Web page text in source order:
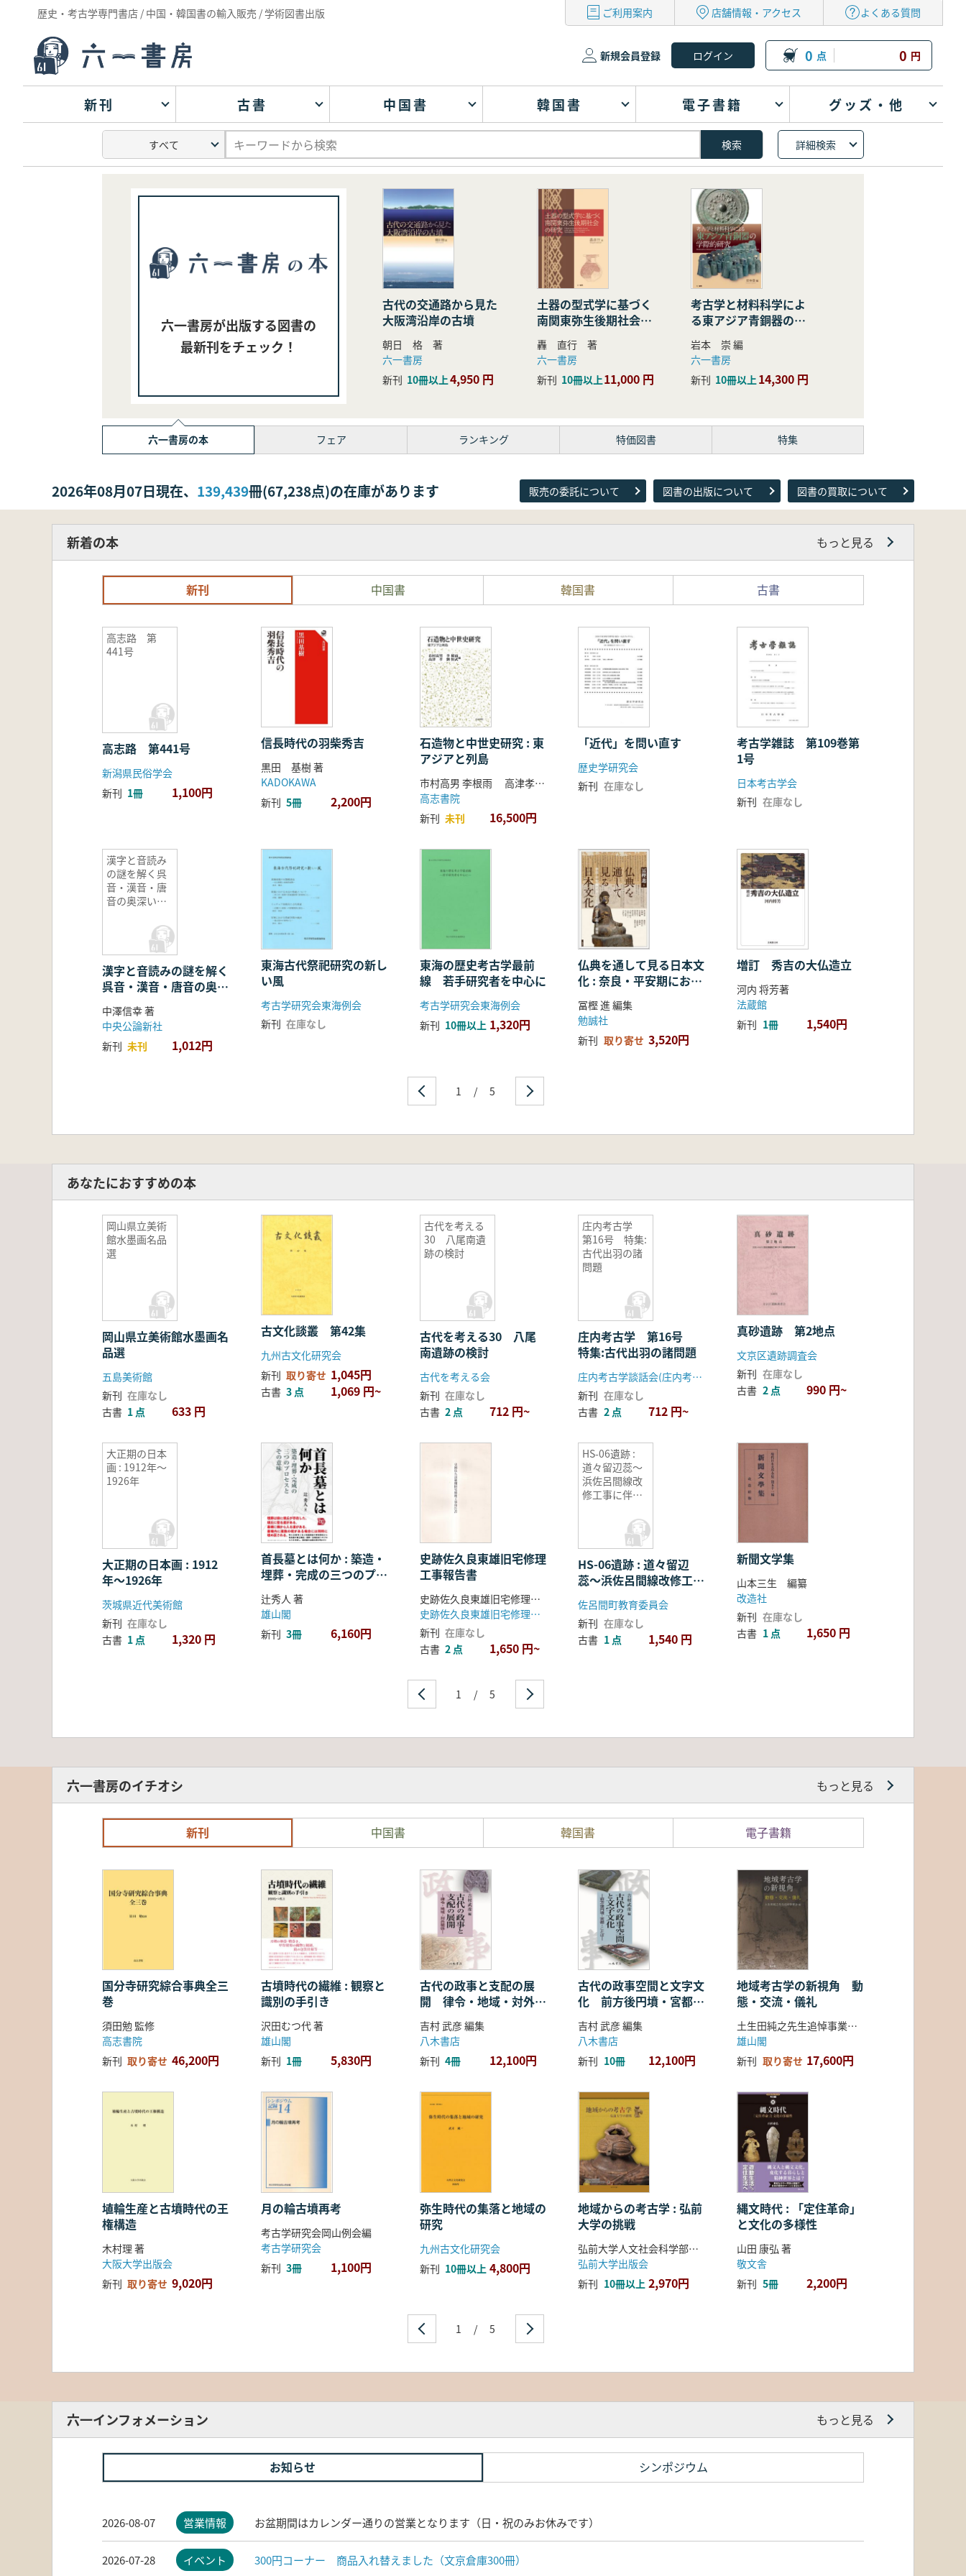
歴史・考古学専門書店 / 中国・韓国書の輸入販売 / 学術図書出版 ご利用案内 店舗情報・アクセス よくある質問
新規会員登録 0 点 0 円
新刊 古書 中国書 韓国書 電子書籍 グッズ・他
詳細検索
六一書房が出版する図書の
最新刊をチェック！
古代の交通路から見た
大阪湾沿岸の古墳
朝日 格 著
六一書房
新刊 10冊以上4,950 円
土器の型式学に基づく
南関東弥生後期社会の
研究
轟 直行 著
六一書房
新刊 10冊以上11,000 円
考古学と材料科学によ
る東アジア青銅器の学
際的研究
岩本 崇 編
六一書房
新刊 10冊以上14,300 円
六一書房の本 フェア ランキング 特価図書 特集
2026年08月07日現在、 139,439冊(67,238点)の在庫があります 販売の委託について 図書の出版について 図書の買取について
新着の本 もっと見る
新刊 中国書 韓国書 古書
高志路 第
441号
高志路 第441号
新潟県民俗学会
新刊 1冊 1,100円
信長時代の羽柴秀吉
黒田 基樹 著
KADOKAWA
新刊 5冊 2,200円
石造物と中世史研究 : 東
アジアと列島
市村高男 李根雨 高津孝 劉恒武 編
高志書院
新刊 未刊 16,500円
「近代」を問い直す
歴史学研究会
新刊 在庫なし
考古学雑誌 第109巻第
1号
日本考古学会
新刊 在庫なし
漢字と音読み
の謎を解く呉
音・漢音・唐
音の奥深い世
漢字と音読みの謎を解く
呉音・漢音・唐音の奥深
い世界
中澤信幸 著
中央公論新社
新刊 未刊 1,012円
東海古代祭祀研究の新し
い風
考古学研究会東海例会
新刊 在庫なし
東海の歴史考古学最前
線 若手研究者を中心に
考古学研究会東海例会
新刊 10冊以上 1,320円
仏典を通して見る日本文
化 : 奈良・平安期におけ
る仏教の受容・融合・展
開
冨樫 進 編集
勉誠社
新刊 取り寄せ 3,520円
増訂 秀吉の大仏造立
河内 将芳著
法蔵館
新刊 1冊 1,540円
1 / 5
あなたにおすすめの本
岡山県立美術
館水墨画名品
選
岡山県立美術館水墨画名
品選
五島美術館
新刊 在庫なし
古書 1 点 633 円
古文化談叢 第42集
九州古文化研究会
新刊 取り寄せ 1,045円
古書 3 点 1,069 円~
古代を考える
30 八尾南遺
跡の検討
古代を考える30 八尾
南遺跡の検討
古代を考える会
新刊 在庫なし
古書 2 点 712 円~
庄内考古学
第16号 特集:
古代出羽の諸
問題
庄内考古学 第16号
特集:古代出羽の諸問題
庄内考古学談話会(庄内考古学研究会)
新刊 在庫なし
古書 2 点 712 円~
真砂遺跡 第2地点
文京区遺跡調査会
新刊 在庫なし
古書 2 点 990 円~
大正期の日本
画 : 1912年〜
1926年
大正期の日本画 : 1912
年〜1926年
茨城県近代美術館
新刊 在庫なし
古書 1 点 1,320 円
首長墓とは何か : 築造・
埋葬・完成の三つのプロ
セスとその意味
辻秀人 著
雄山閣
新刊 3冊 6,160円
史跡佐久良東雄旧宅修理
工事報告書
史跡佐久良東雄旧宅修理委員会 編
史跡佐久良東雄旧宅修理委員会
新刊 在庫なし
古書 2 点 1,650 円~
HS-06遺跡 :
道々留辺蕊〜
浜佐呂間線改
修工事に伴う
掘調査報告書
HS-06遺跡 : 道々留辺
蕊〜浜佐呂間線改修工事
に伴う埋蔵文化財発掘調
査報告書
佐呂間町教育委員会
新刊 在庫なし
古書 1 点 1,540 円
新聞文学集
山本三生 編纂
改造社
新刊 在庫なし
古書 1 点 1,650 円
1 / 5
六一書房のイチオシ もっと見る
新刊 中国書 韓国書 電子書籍
国分寺研究綜合事典全三
巻
須田勉 監修
高志書院
新刊 取り寄せ 46,200円
古墳時代の繊維 : 観察と
識別の手引き
沢田むつ代 著
雄山閣
新刊 1冊 5,830円
古代の政事と支配の展
開 律令・地域・対外関
係
吉村 武彦 編集
八木書店
新刊 4冊 12,100円
古代の政事空間と文字文
化 前方後円墳・宮都・
ことば
吉村 武彦 編集
八木書店
新刊 10冊 12,100円
地域考古学の新視角 動
態・交流・儀礼
土生田純之先生追悼事業会 編
雄山閣
新刊 取り寄せ 17,600円
埴輪生産と古墳時代の王
権構造
木村理 著
大阪大学出版会
新刊 取り寄せ 9,020円
月の輪古墳再考
考古学研究会岡山例会編
考古学研究会
新刊 3冊 1,100円
弥生時代の集落と地域の
研究
九州古文化研究会
新刊 10冊以上 4,800円
地域からの考古学 : 弘前
大学の挑戦
弘前大学人文社会科学部北日本考古学研究センター 編
弘前大学出版会
新刊 10冊以上 2,970円
縄文時代 : 「定住革命」
と文化の多様性
山田 康弘 著
敬文舎
新刊 5冊 2,200円
1 / 5
六一インフォメーション もっと見る
お知らせ シンポジウム
2026-08-07 営業情報 お盆期間はカレンダー通りの営業となります（日・祝のみお休みです）
2026-07-28 イベント 300円コーナー 商品入れ替えました（文京倉庫300冊）